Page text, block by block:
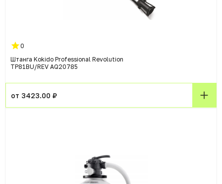
0
Штанга Kokido Professional Revolution
TP81BU/REV AQ20785
от 3423.00 ₽